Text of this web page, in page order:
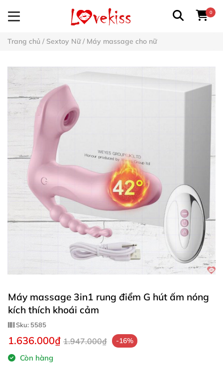
0
Trang chủ / Sextoy Nữ/ Máy massage cho nữ
Máy massage 3in1 rung điểm G hút ấm nóng
kích thích khoái cảm
Sku: 5585
1.636.000₫ 1.947.000₫ -16%
Còn hàng